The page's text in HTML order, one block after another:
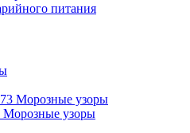
питания
Морозные узоры